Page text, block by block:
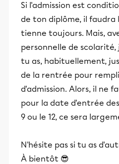
Si l'admission est
de ton diplôme, il faudra
tienne toujours. Mais,
personnelle de
tu as, habituellement,
de la rentrée pour
d'admission. Alors, il ne
pour la date d'entrée
9 ou le 12, ce sera
N'hésite pas si tu as
À bientôt 😎